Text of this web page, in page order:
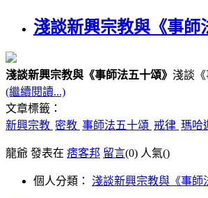
淺談新興宗教與《事師
淺談新興宗教與 《事師法五十頌》 淺談
(繼續閱讀...)
文章標籤：
新興宗教 密教 事師法五十頌 戒律 瑪哈
龍爺 發表在 痞客邦 留言(0) 人氣()
個人分類： 淺談新興宗教與《事師